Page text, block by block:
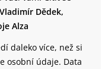
Dědek,
Alza
daleko více, než si
osobní údaje. Data